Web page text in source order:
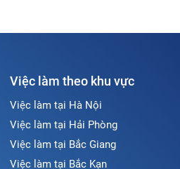
Việc làm theo khu vực
Việc làm tại Hà Nội
Việc làm tại Hải Phòng
Việc làm tại Bắc Giang
Việc làm tại Bắc Kạn